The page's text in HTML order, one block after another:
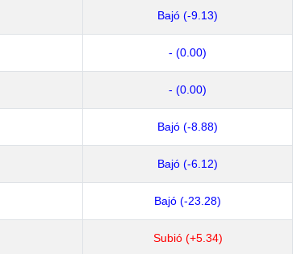
Bajó (-9.13)
- (0.00)
- (0.00)
Bajó (-8.88)
Bajó (-6.12)
Bajó (-23.28)
Subió (+5.34)